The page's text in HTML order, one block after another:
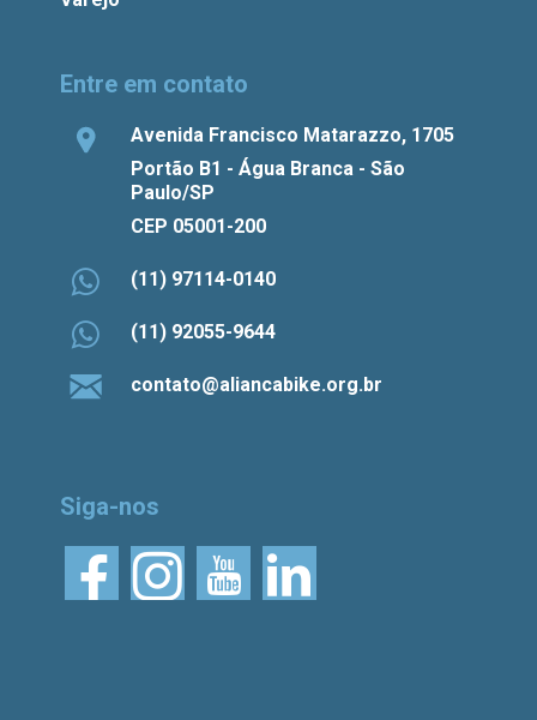
Entre em contato
Avenida Francisco Matarazzo, 1705
Portão B1 - Água Branca - São
Paulo/SP
CEP 05001-200
(11) 97114-0140
(11) 92055-9644
contato@aliancabike.org.br
Siga-nos